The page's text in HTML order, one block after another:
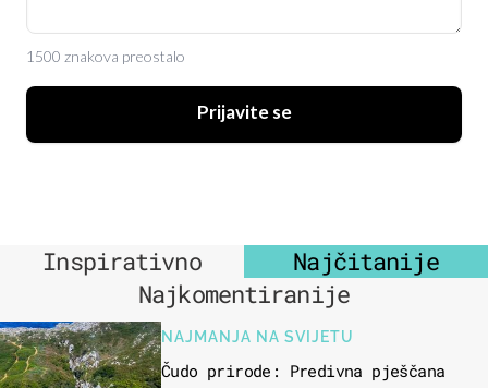
1500 znakova preostalo
Prijavite se
Inspirativno
Najčitanije
Najkomentiranije
NAJMANJA NA SVIJETU
Čudo prirode: Predivna pješčana